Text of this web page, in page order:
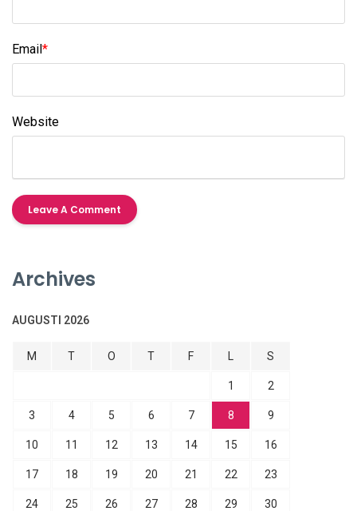
Email*
Website
Archives
AUGUSTI 2026
M T O T F S
1 2
3 4 5 6 7 8 9
10 11 12 13 14 15 16
17 18 19 20 21 22 23
24 25 26 27 28 29 30